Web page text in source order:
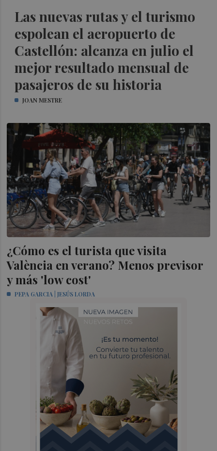
Las nuevas rutas y el turismo
espolean el aeropuerto de
Castellón: alcanza en julio el
mejor resultado mensual de
pasajeros de su historia
JOAN MESTRE
¿Cómo es el turista que visita
València en verano? Menos previsor
y más 'low cost'
PEPA GARCIA | JESÚS LORDA